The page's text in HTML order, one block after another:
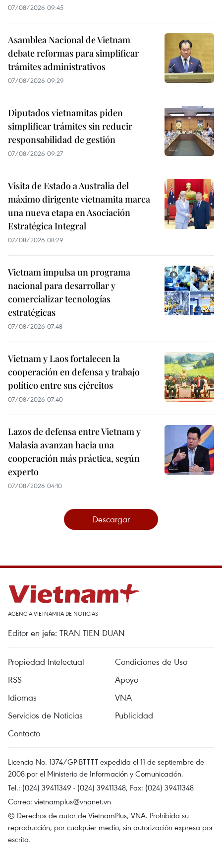
07/08/2026 09:45
Asamblea Nacional de Vietnam
debate reformas para simplificar
trámites administrativos
07/08/2026 09:29
Diputados vietnamitas piden
simplificar trámites sin reducir
responsabilidad de gestión
07/08/2026 09:27
Visita de Estado a Australia del
máximo dirigente vietnamita marca
una nueva etapa en Asociación
Estratégica Integral
07/08/2026 08:29
Vietnam impulsa un programa
nacional para desarrollar y
comercializar tecnologías
estratégicas
07/08/2026 07:48
Vietnam y Laos fortalecen la
cooperación en defensa y trabajo
político entre sus ejércitos
07/08/2026 07:40
Lazos de defensa entre Vietnam y
Malasia avanzan hacia una
cooperación más práctica, según
experto
07/08/2026 04:10
Descargar
AGENCIA VIETNAMITA DE NOTICIAS
Editor en jefe: TRAN TIEN DUAN
Propiedad Intelectual
Condiciones de Uso
RSS
Apoyo
Idiomas
VNA
Servicios de Noticias
Publicidad
Contacto
Licencia No. 1374/GP-BTTTT expedida el 11 de septiembre de
2008 por el Ministerio de Información y Comunicación.
Tel.: (024) 39411349 - (024) 39411348, Fax: (024) 39411348
Correo: vietnamplus@vnanet.vn
© Derechos de autor de VietnamPlus, VNA. Prohibida su
reproducción, por cualquier medio, sin autorización expresa por
escrito.